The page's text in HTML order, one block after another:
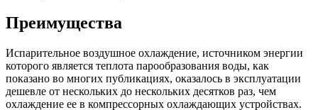
Преимущества
Испарительное воздушное охлаждение, источником энергии
которого является теплота парообразования воды, как
показано во многих публикациях, оказалось в эксплуатации
дешевле от нескольких до нескольких десятков раз, чем
охлаждение ее в компрессорных охлаждающих устройствах.